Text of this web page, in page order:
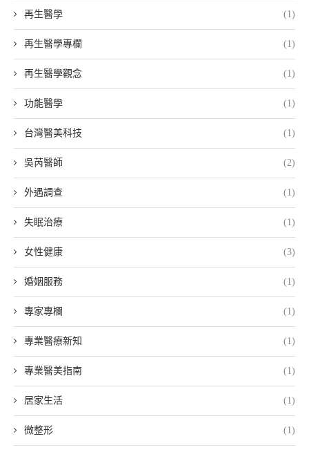
再生醫學 (1)
再生醫學專欄 (1)
再生醫學觀念 (1)
功能醫學 (1)
台灣醫美科技 (1)
吳芮醫師 (2)
外遇調查 (1)
失眠治療 (1)
女性健康 (3)
婚姻服務 (1)
專家專欄 (1)
專業醫療新知 (1)
專業醫美指南 (1)
居家生活 (1)
微整形 (1)